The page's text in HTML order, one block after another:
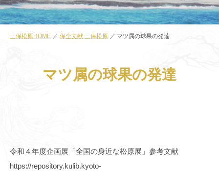
三保松原HOME 保全文献 三保松原 マツ属の球果の発達
マツ属の球果の発達
令和４年度企画展「全国の身近な松原展」参考文献
https://repository.kulib.kyoto-